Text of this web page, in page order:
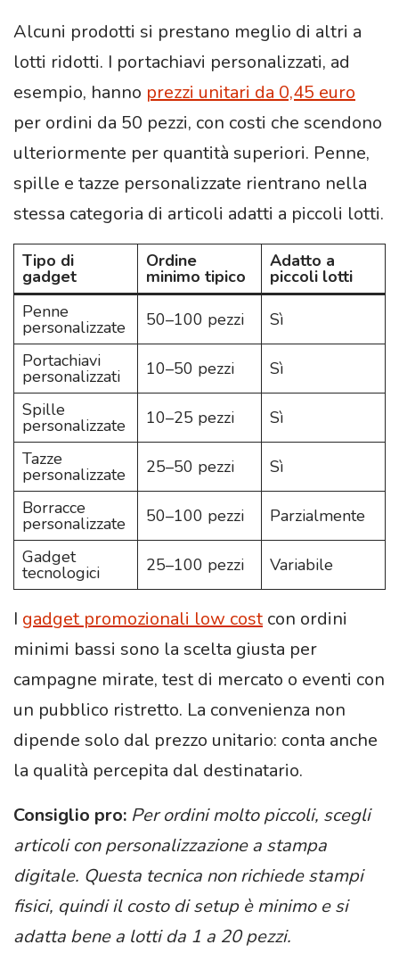
Alcuni prodotti si prestano meglio di altri a
lotti ridotti. I portachiavi personalizzati, ad
esempio, hanno prezzi unitari da 0,45 euro
per ordini da 50 pezzi, con costi che scendono
ulteriormente per quantità superiori. Penne,
spille e tazze personalizzate rientrano nella
stessa categoria di articoli adatti a piccoli lotti.
Tipo di
gadget
Ordine
minimo tipico
Adatto a
piccoli lotti
Penne
personalizzate 50–100 pezzi
Sì
Portachiavi
personalizzati 10–50 pezzi
Sì
Spille
personalizzate 10–25 pezzi
Sì
Tazze
personalizzate 25–50 pezzi
Sì
Borracce
personalizzate 50–100 pezzi
Parzialmente
Gadget
tecnologici 25–100 pezzi Variabile
I gadget promozionali low costcon ordini
minimi bassi sono la scelta giusta per
campagne mirate, test di mercato o eventi con
un pubblico ristretto. La convenienza non
dipende solo dal prezzo unitario: conta anche
la qualità percepita dal destinatario.
Consiglio pro: Per ordini molto piccoli, scegli
articoli con personalizzazione a stampa
digitale. Questa tecnica non richiede stampi
fisici, quindi il costo di setup è minimo e si
adatta bene a lotti da 1 a 20 pezzi.